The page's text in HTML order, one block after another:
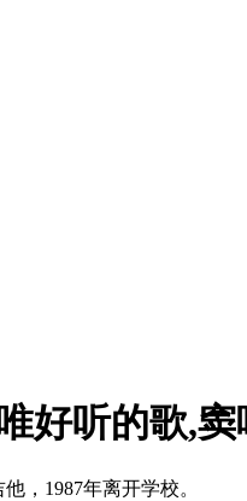
好听的歌,
，1987年离开学校。